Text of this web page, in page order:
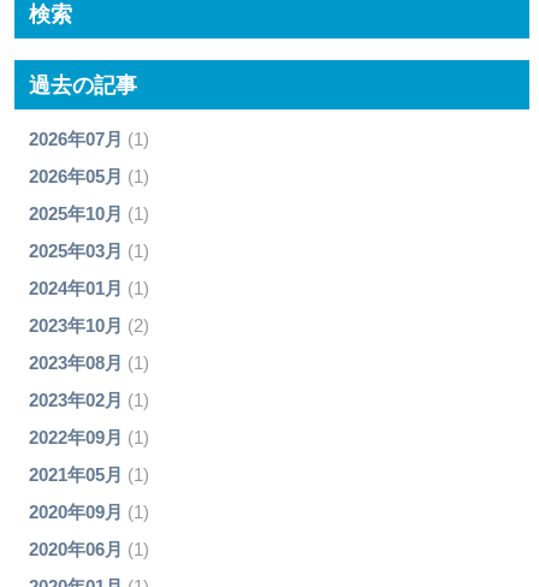
検索
過去の記事
2026年07月 (1)
2026年05月 (1)
2025年10月 (1)
2025年03月 (1)
2024年01月 (1)
2023年10月 (2)
2023年08月 (1)
2023年02月 (1)
2022年09月 (1)
2021年05月 (1)
2020年09月 (1)
2020年06月 (1)